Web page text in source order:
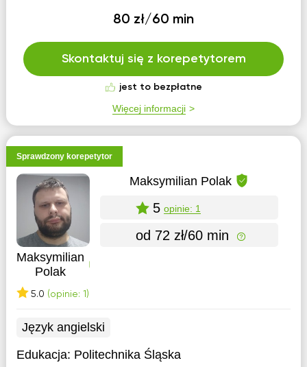
80 zł/60 min
Skontaktuj się z korepetytorem
jest to bezpłatne
Więcej informacji
Sprawdzony korepetytor
Maksymilian
Polak
5.0 (opinie: 1)
Maksymilian Polak
5 opinie: 1
od 72 zł/60 min
Język angielski
Edukacja: Politechnika Śląska